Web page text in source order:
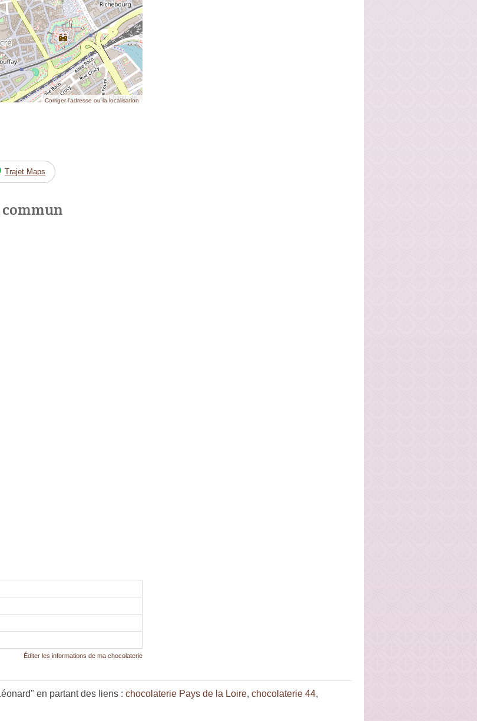
Corriger l’adresse ou la localisation
Trajet Maps
Éditer les informations de ma chocolaterie
en partant des liens : chocolaterie Pays de la Loire, chocolaterie 44,